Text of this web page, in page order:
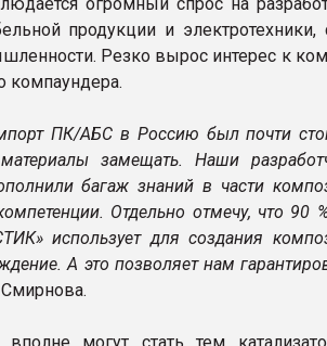
продукции и электротехники,
Резко вырос интерес к
компаундера.
ПК/АБС в Россию был почти
замещать. Наши
багаж знаний в части
Отдельно отмечу, что 90
использует для создания
А это позволяет нам